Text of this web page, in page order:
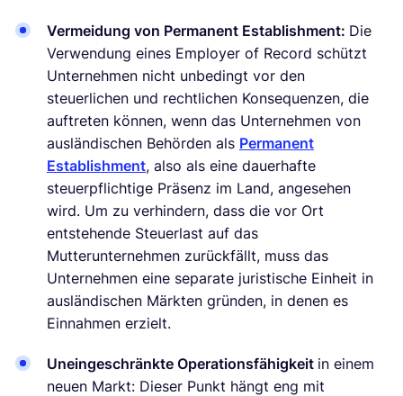
Vermeidung von Permanent Establishment: Die
Verwendung eines Employer of Record schützt
Unternehmen nicht unbedingt vor den
steuerlichen und rechtlichen Konsequenzen, die
auftreten können, wenn das Unternehmen von
ausländischen Behörden als Permanent
Establishment, also als eine dauerhafte
steuerpflichtige Präsenz im Land, angesehen
wird. Um zu verhindern, dass die vor Ort
entstehende Steuerlast auf das
Mutterunternehmen zurückfällt, muss das
Unternehmen eine separate juristische Einheit in
ausländischen Märkten gründen, in denen es
Einnahmen erzielt.
Uneingeschränkte Operationsfähigkeit in einem
neuen Markt: Dieser Punkt hängt eng mit